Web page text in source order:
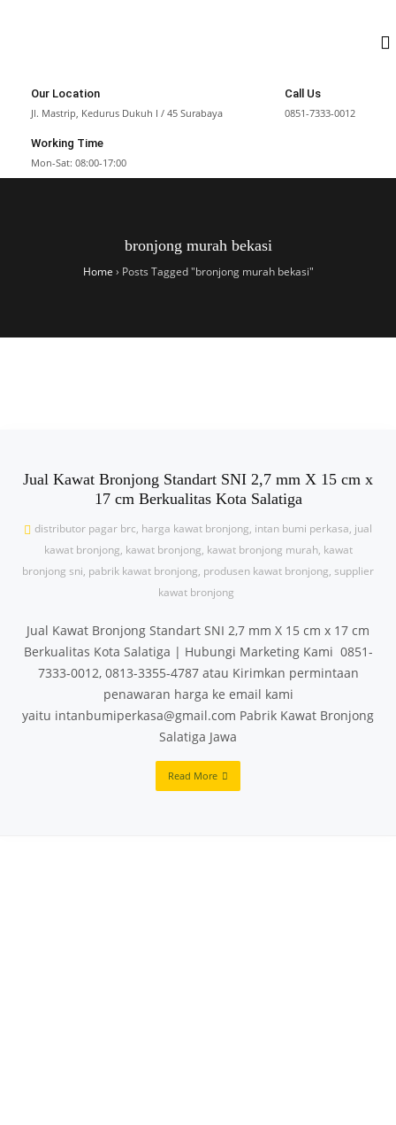
Our Location
Jl. Mastrip, Kedurus Dukuh I / 45 Surabaya
Call Us
0851-7333-0012
Working Time
Mon-Sat: 08:00-17:00
bronjong murah bekasi
Home › Posts Tagged "bronjong murah bekasi"
Jual Kawat Bronjong Standart SNI 2,7 mm X 15 cm x
17 cm Berkualitas Kota Salatiga
distributor pagar brc, harga kawat bronjong, intan bumi perkasa, jual
kawat bronjong, kawat bronjong, kawat bronjong murah, kawat
bronjong sni, pabrik kawat bronjong, produsen kawat bronjong, supplier
kawat bronjong
Jual Kawat Bronjong Standart SNI 2,7 mm X 15 cm x 17 cm
Berkualitas Kota Salatiga | Hubungi Marketing Kami 0851-
7333-0012, 0813-3355-4787 atau Kirimkan permintaan
penawaran harga ke email kami
yaitu intanbumiperkasa@gmail.com Pabrik Kawat Bronjong
Salatiga Jawa
Read More